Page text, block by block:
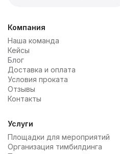
Компания
Наша команда
Кейсы
Блог
Доставка и оплата
Условия проката
Отзывы
Контакты
Услуги
Площадки для мероприятий
Организация тимбилдинга